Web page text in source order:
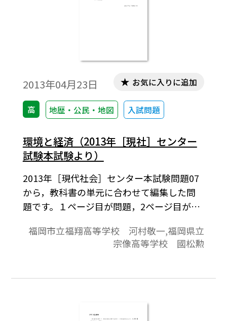
2013年04月23日
高 地歴・公民・地図 入試問題
お気に入りに追加
環境と経済（2013年［現社］センター
試験本試験より）
2013年［現代社会］センター本試験問題07
から，教科書の単元に合わせて編集した問
題です。１ページ目が問題，2ページ目が解
福岡市立福翔高等学校 河村敬一,福岡県立
宗像高等学校 國松勲